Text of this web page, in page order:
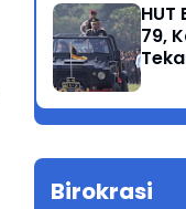
79,
Birokrasi